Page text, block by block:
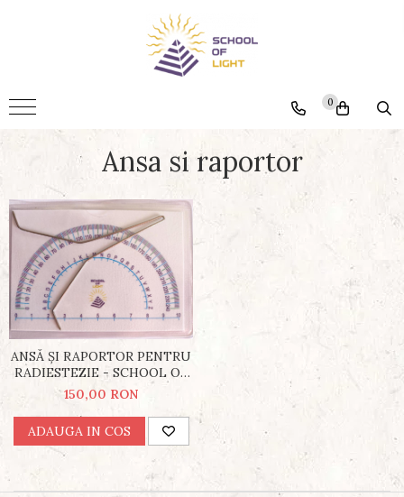
Ansa si raportor
Grile de cristale
Pandantive
0
Ansa si raportor
ANSĂ ȘI RAPORTOR PENTRU
RADIESTEZIE - SCHOOL OF
LIGHT
150,00 RON
ADAUGA IN COS